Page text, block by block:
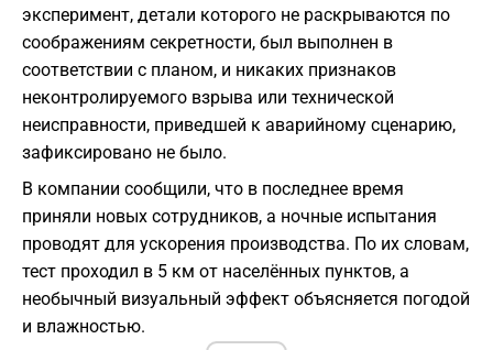
эксперимент, детали которого не раскрываются по
соображениям секретности, был выполнен в
соответствии с планом, и никаких признаков
неконтролируемого взрыва или технической
неисправности, приведшей к аварийному сценарию,
зафиксировано не было.
В компании сообщили, что в последнее время
приняли новых сотрудников, а ночные испытания
проводят для ускорения производства. По их словам,
тест проходил в 5 км от населённых пунктов, а
необычный визуальный эффект объясняется погодой
и влажностью.